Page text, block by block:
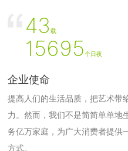
43载
15695个日夜
企业使命
提高人们的生活品质，把艺术带
力。然而，我们不是简简单单地
务亿万家庭，为广大消费者提供
方式。